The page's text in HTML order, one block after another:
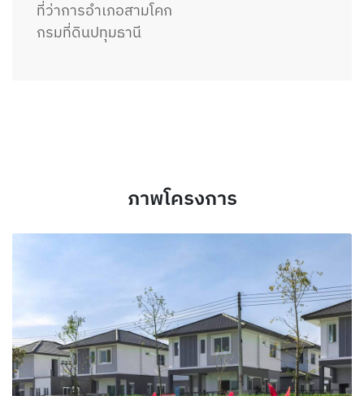
ที่ว่าการอำเภอสามโคก
กรมที่ดินปทุมธานี
ภาพโครงการ